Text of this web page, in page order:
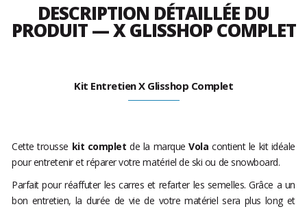
DESCRIPTION DÉTAILLÉE DU
PRODUIT — X GLISSHOP COMPLET
Kit Entretien X Glisshop Complet
Cette trousse kit complet de la marqueVola contient le kit idéale
pour entretenir et réparer votre matériel de ski ou de snowboard.
Parfait pour réaffuter les carres et refarter les semelles. Grâce a un
bon entretien, la durée de vie de votre matériel sera plus long et